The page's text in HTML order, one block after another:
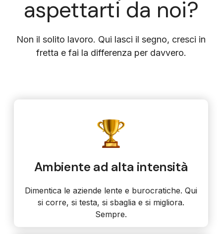
aspettarti da noi?
Non il solito lavoro. Qui lasci il segno, cresci in
fretta e fai la differenza per davvero.
Ambiente ad alta intensità
Dimentica le aziende lente e burocratiche. Qui
si corre, si testa, si sbaglia e si migliora.
Sempre.